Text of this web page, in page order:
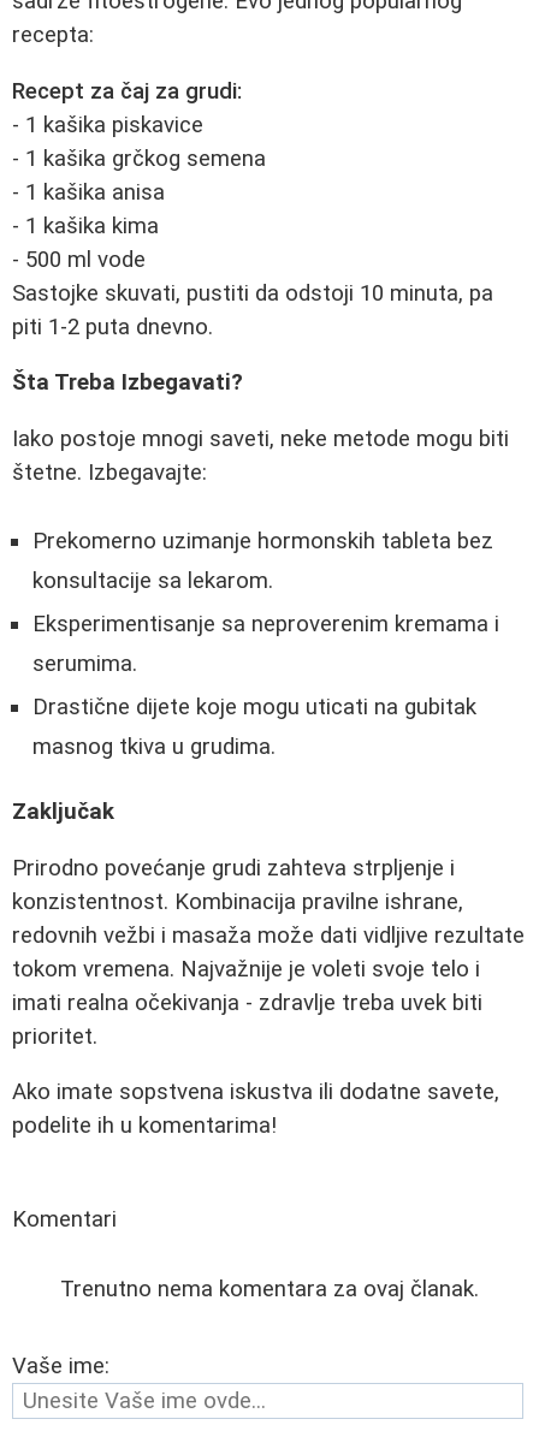
recepta:
Recept za čaj za grudi:
- 1 kašika piskavice
- 1 kašika grčkog semena
- 1 kašika anisa
- 1 kašika kima
- 500 ml vode
Sastojke skuvati, pustiti da odstoji 10 minuta, pa
piti 1-2 puta dnevno.
Šta Treba Izbegavati?
Iako postoje mnogi saveti, neke metode mogu biti
štetne. Izbegavajte:
Prekomerno uzimanje hormonskih tableta bez
konsultacije sa lekarom.
Eksperimentisanje sa neproverenim kremama i
serumima.
Drastične dijete koje mogu uticati na gubitak
masnog tkiva u grudima.
Zaključak
Prirodno povećanje grudi zahteva strpljenje i
konzistentnost. Kombinacija pravilne ishrane,
redovnih vežbi i masaža može dati vidljive rezultate
tokom vremena. Najvažnije je voleti svoje telo i
imati realna očekivanja - zdravlje treba uvek biti
prioritet.
Ako imate sopstvena iskustva ili dodatne savete,
podelite ih u komentarima!
Komentari
Trenutno nema komentara za ovaj članak.
Vaše ime: